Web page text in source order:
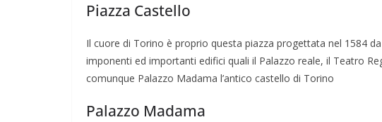
Piazza Castello
Il cuore di Torino è proprio questa piazza progettata nel 1584 da
imponenti ed importanti edifici quali il Palazzo reale, il Teatro
comunque Palazzo Madama l’antico castello di Torino
Palazzo Madama